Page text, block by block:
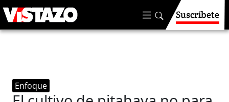
Suscríbete
Enfoque